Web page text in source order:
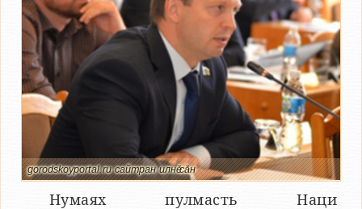
gorodskoyportal.ru сайтран илнӗ сӑн
Нумаях пулмасть Наци